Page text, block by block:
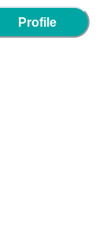
Profile